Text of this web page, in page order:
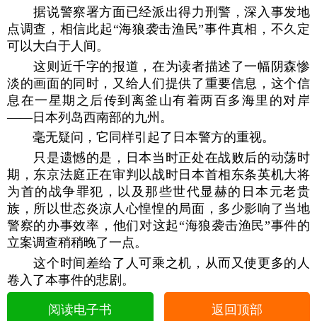
据说警察署方面已经派出得力刑警，深入事发地
点调查，相信此起“海狼袭击渔民”事件真相，不久定
可以大白于人间。
这则近千字的报道，在为读者描述了一幅阴森惨
淡的画面的同时，又给人们提供了重要信息，这个信
息在一星期之后传到离釜山有着两百多海里的对岸
——日本列岛西南部的九州。
毫无疑问，它同样引起了日本警方的重视。
只是遗憾的是，日本当时正处在战败后的动荡时
期，东京法庭正在审判以战时日本首相东条英机大将
为首的战争罪犯，以及那些世代显赫的日本元老贵
族，所以世态炎凉人心惶惶的局面，多少影响了当地
警察的办事效率，他们对这起“海狼袭击渔民”事件的
立案调查稍稍晚了一点。
这个时间差给了人可乘之机，从而又使更多的人
卷入了本事件的悲剧。
阅读电子书 返回顶部